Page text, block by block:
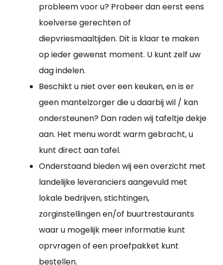
probleem voor u? Probeer dan eerst eens
koelverse gerechten of
diepvriesmaaltijden. Dit is klaar te maken
op ieder gewenst moment. U kunt zelf uw
dag indelen.
Beschikt u niet over een keuken, en is er
geen mantelzorger die u daarbij wil / kan
ondersteunen? Dan raden wij tafeltje dekje
aan. Het menu wordt warm gebracht, u
kunt direct aan tafel.
Onderstaand bieden wij een overzicht met
landelijke leveranciers aangevuld met
lokale bedrijven, stichtingen,
zorginstellingen en/of buurtrestaurants
waar u mogelijk meer informatie kunt
oprvragen of een proefpakket kunt
bestellen.